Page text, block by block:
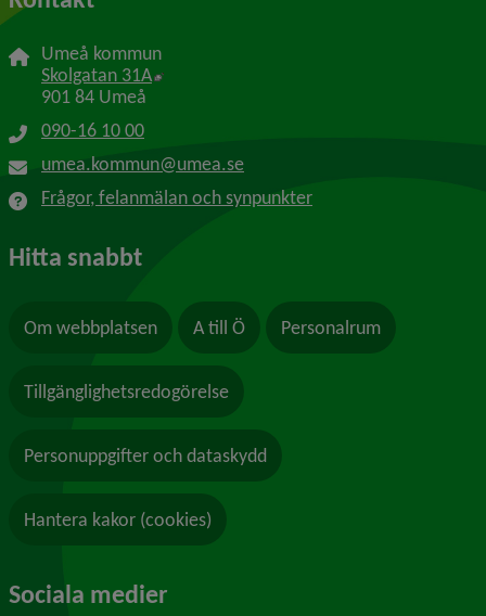
Umeå kommun
Skolgatan 31A Länk till annan webbplats, öppnas i nytt
901 84 Umeå
090-16 10 00
umea.kommun@umea.se
Frågor, felanmälan och synpunkter
Hitta snabbt
Om webbplatsen A till Ö Personalrum
Tillgänglighetsredogörelse
Personuppgifter och dataskydd
Hantera kakor (cookies)
Sociala medier